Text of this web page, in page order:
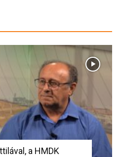
a HMDK